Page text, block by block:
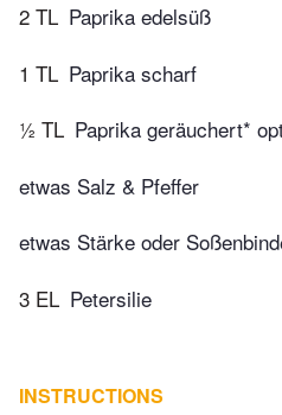
2 TL Paprika edelsüß
1 TL Paprika scharf
½ TL Paprika geräuchert*
etwas Salz & Pfeffer
etwas Stärke oder
3 EL Petersilie
INSTRUCTIONS